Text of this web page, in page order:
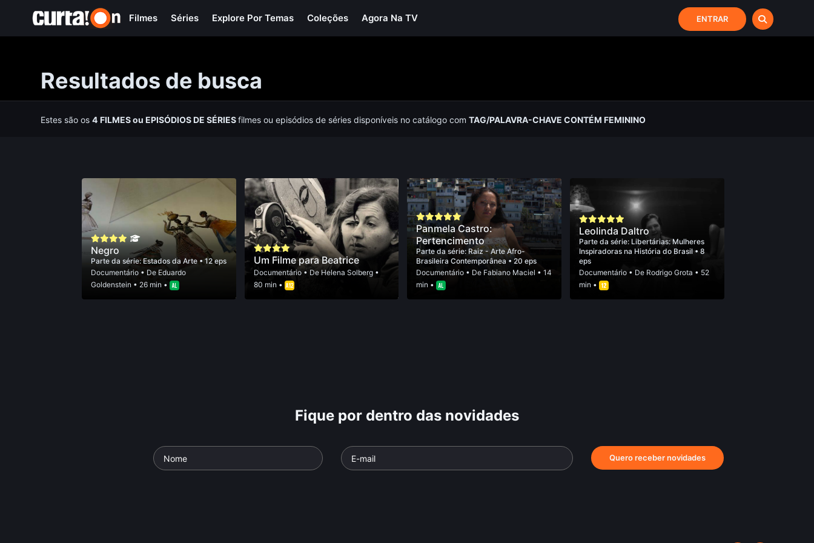
Filmes Séries Explore Por Temas Coleções Agora Na TV ENTRAR
Resultados de busca
Estes são os4 FILMESou EPISÓDIOS DE SÉRIESfilmes ou episódios de séries disponíveis no catálogo comTAG/PALAVRA-CHAVE CONTÉM FEMININO
Negro
Parte da série:Estados da Arte • 12 eps
Documentário• De Eduardo
Goldenstein• 26 min •
Um Filme para Beatrice
Documentário• De Helena Solberg•
80 min •
Panmela Castro:
Pertencimento
Parte da série: Raiz - Arte Afro-
Brasileira Contemporânea • 20 eps
Documentário • De Fabiano Maciel • 14
min •
Leolinda Daltro
Parte da série: Libertárias: Mulheres
Inspiradoras na História do Brasil• 8
eps
Documentário • De Rodrigo Grota • 52
min •
Fique por dentro das novidades
Quero receber novidades